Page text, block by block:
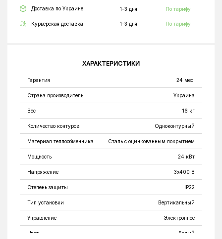
Доставка по Украине 1-3 дня По тарифу
Курьерская доставка 1-3 дня По тарифу
ХАРАКТЕРИСТИКИ
Гарантия 24 мес.
Страна производитель Украина
Вес 16 кг
Количество контуров Одноконтурный
Материал теплообменника Сталь с оцинкованным покрытием
Мощность 24 кВт
Напряжение 3х400 В
Степень защиты IP22
Тип установки Вертикальный
Управление Электронное
Цвет Белый